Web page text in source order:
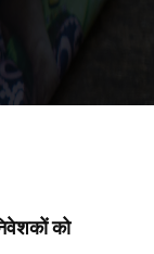
को